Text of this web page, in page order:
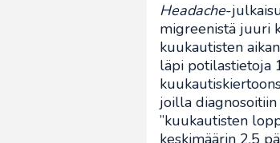
Headache-
migreenistä juuri
kuukautisten
läpi potilastietoja
joilla
”kuukautisten
keskimäärin 2,5